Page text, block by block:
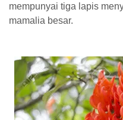
mempunyai tiga lapis
mamalia besar.